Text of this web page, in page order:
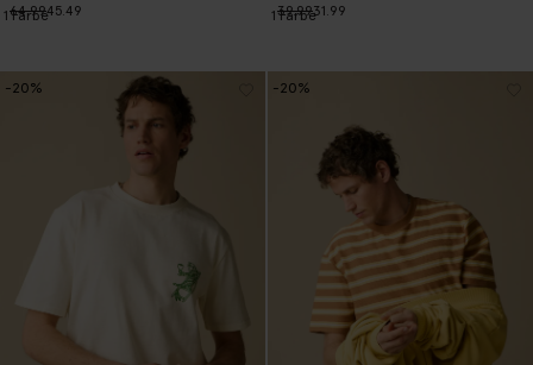
64.9945.49
1Farbe
39.9931.99
1Farbe
-20% -20%